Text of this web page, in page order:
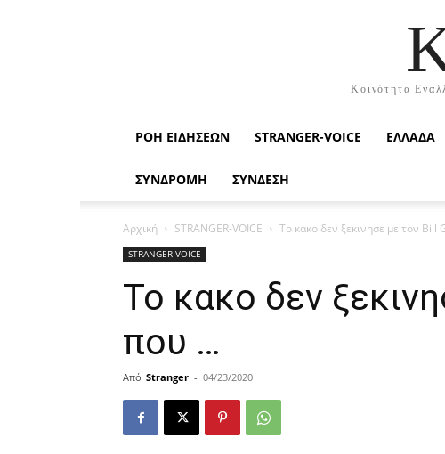
Κοινότητα
ΡΟΉ ΕΙΔΉΣΕΩΝ STRANGER-VOICE ΕΛΛΑΔΑ
ΣΥΝΔΡΟΜΗ ΣΥΝΔΕΣΗ
Αρχική STRANGER-VOICE Το κακο δεν ξεκινησε με τον Bill
STRANGER-VOICE
Το κακο δεν
που …
Από Stranger - 04/23/2020